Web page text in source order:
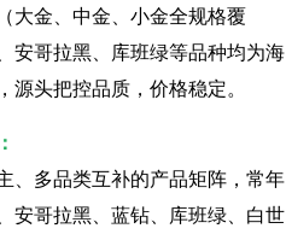
大金、中金、小金全规格覆
安哥拉黑、库班绿等品种均为海
源头把控品质，价格稳定。
、多品类互补的产品矩阵，常年
安哥拉黑、蓝钻、库班绿、白世